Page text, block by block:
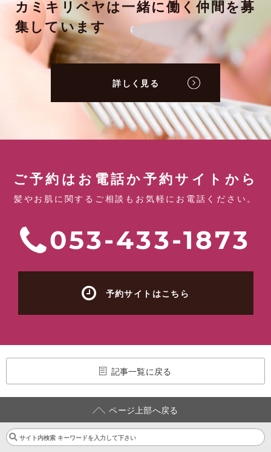
カミキリベヤは一緒に働く仲間を募
集しています
詳しく見る
ご予約はお電話か予約サイトから
髪やお肌に関するご相談もお気軽にお電話ください。
053-433-1873
予約サイトはこちら
記事一覧に戻る
ページ上部へ戻る